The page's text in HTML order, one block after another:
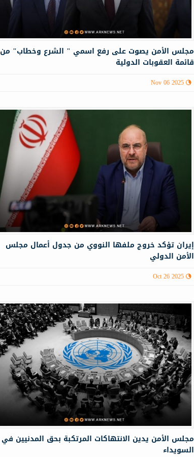
مجلس الأمن يصوت على رفع اسمي " الشرع وخطاب" من
قائمة العقوبات الدولية
Nov 06 2025
إيران تؤكد خروج ملفها النووي من جدول أعمال مجلس
الأمن الدولي
Oct 26 2025
مجلس الأمن يدين الانتهاكات المرتكبة بحق المدنيين في
السويداء